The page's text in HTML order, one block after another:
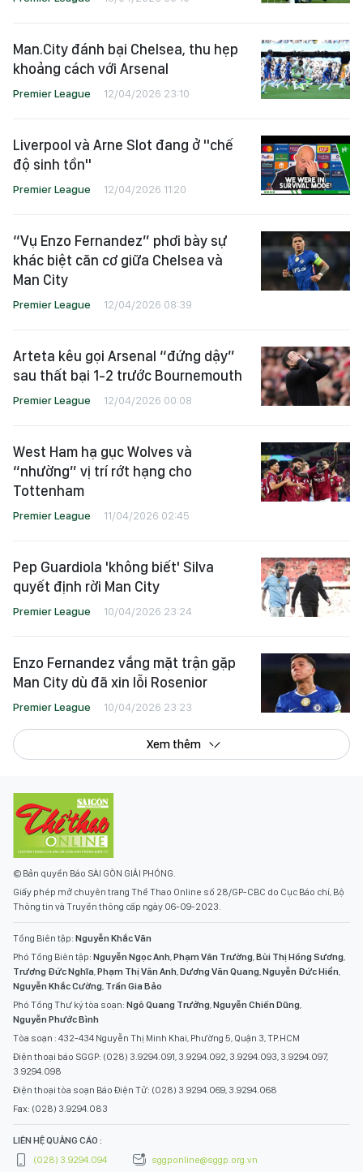
Man.City đánh bại Chelsea, thu hẹp
khoảng cách với Arsenal
Premier League 12/04/2026 23:10
Liverpool và Arne Slot đang ở "chế
độ sinh tồn"
Premier League 12/04/2026 11:20
“Vụ Enzo Fernandez” phơi bày sự
khác biệt căn cơ giữa Chelsea và
Man City
Premier League 12/04/2026 08:39
Arteta kêu gọi Arsenal “đứng dậy”
sau thất bại 1-2 trước Bournemouth
Premier League 12/04/2026 00:08
West Ham hạ gục Wolves và
“nhường” vị trí rớt hạng cho
Tottenham
Premier League 11/04/2026 02:45
Pep Guardiola 'không biết' Silva
quyết định rời Man City
Premier League 10/04/2026 23:24
Enzo Fernandez vắng mặt trận gặp
Man City dù đã xin lỗi Rosenior
Premier League 10/04/2026 23:23
Xem thêm
© Bản quyền Báo SÀI GÒN GIẢI PHÓNG.
Giấy phép mở chuyên trang Thể Thao Online số 28/GP-CBC do Cục Báo chí, Bộ
Thông tin và Truyền thông cấp ngày 06-09-2023.
Tổng Biên tập: Nguyễn Khắc Văn
Phó Tổng Biên tập: Nguyễn Ngọc Anh Phạm Văn Trường Bùi Thị Hồng Sương
Trương Đức Nghĩa Phạm Thị Vân Anh Dương Văn Quang Nguyễn Đức Hiển
Nguyễn Khắc Cường Trần Gia Bảo
Phó Tổng Thư ký tòa soạn: Ngô Quang Trưởng Nguyễn Chiến Dũng
Nguyễn Phước Bình
Tòa soạn : 432-434 Nguyễn Thị Minh Khai, Phường 5, Quận 3, TP.HCM
Điện thoại báo SGGP: (028) 3.9294.091, 3.9294.092, 3.9294.093, 3.9294.097,
3.9294.098
Điện thoại tòa soạn Báo Điện Tử: (028) 3.9294.069, 3.9294.068
Fax: (028) 3.9294.083
LIÊN HỆ QUẢNG CÁO :
(028) 3.9294.094
sggponline@sggp.org.vn